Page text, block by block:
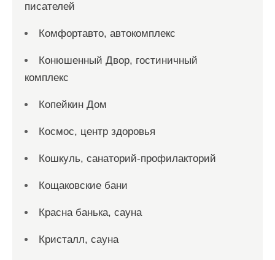
писателей
Комфортавто, автокомплекс
Конюшенный Двор, гостиничный
комплекс
Копейкин Дом
Космос, центр здоровья
Кошкуль, санаторий-профилакторий
Кощаковские бани
Красна банька, сауна
Кристалл, сауна